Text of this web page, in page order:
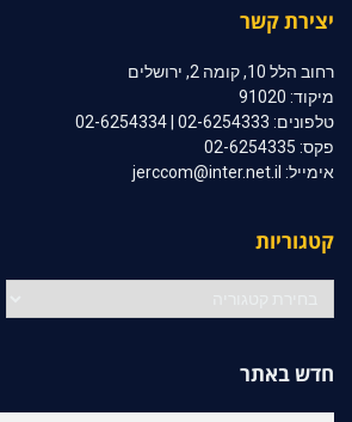
יצירת קשר
רחוב הלל 10, קומה 2, ירושלים
מיקוד: 91020
טלפונים: 02-6254333 | 02-6254334
פקס: 02-6254335
אימייל: jerccom@inter.net.il
קטגוריות
חדש באתר